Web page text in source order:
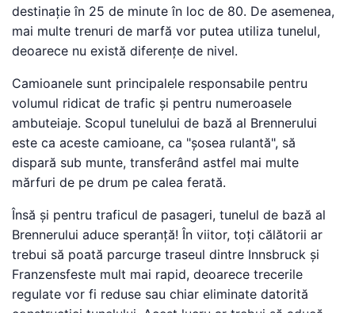
destinație în 25 de minute în loc de 80. De asemenea,
mai multe trenuri de marfă vor putea utiliza tunelul,
deoarece nu există diferențe de nivel.
Camioanele sunt principalele responsabile pentru
volumul ridicat de trafic și pentru numeroasele
ambuteiaje. Scopul tunelului de bază al Brennerului
este ca aceste camioane, ca "șosea rulantă", să
dispară sub munte, transferând astfel mai multe
mărfuri de pe drum pe calea ferată.
Însă și pentru traficul de pasageri, tunelul de bază al
Brennerului aduce speranță! În viitor, toți călătorii ar
trebui să poată parcurge traseul dintre Innsbruck și
Franzensfeste mult mai rapid, deoarece trecerile
regulate vor fi reduse sau chiar eliminate datorită